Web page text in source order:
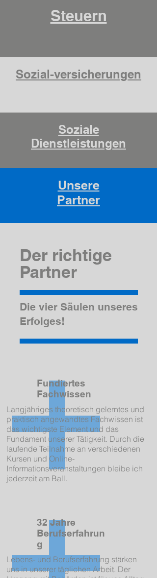
Steuern
Sozial-versicherungen
Soziale
Dienstleistungen
Unsere
Partner
Der richtige
Partner
Die vier Säulen unseres
Erfolges!
Fundiertes
Fachwissen
Langjähriges theoretisch gelerntes und
praktisch angewandtes Fachwissen ist
das wichtigste Element und das
Fundament unserer Tätigkeit. Durch die
laufende Teilnahme an verschiedenen
Kursen und Online-
Informationsveranstaltungen bleibe ich
jederzeit am Ball.
32 Jahre
Berufserfahrun
g
Lebens- und Berufserfahrung stärken
uns in unserer täglichen Arbeit. Der